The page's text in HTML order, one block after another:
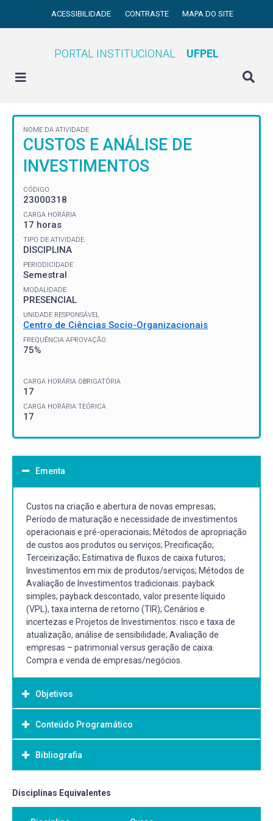
ACESSIBILIDADE CONTRASTE MAPA DO SITE
PORTAL INSTITUCIONAL UFPEL
NOME DA ATIVIDADE
CUSTOS E ANÁLISE DE
INVESTIMENTOS
CÓDIGO
23000318
CARGA HORÁRIA
17 horas
TIPO DE ATIVIDADE
DISCIPLINA
PERIODICIDADE
Semestral
MODALIDADE
PRESENCIAL
UNIDADE RESPONSÁVEL
Centro de Ciências Socio-Organizacionais
FREQUÊNCIA APROVAÇÃO
75%
CARGA HORÁRIA OBRIGATÓRIA
17
CARGA HORÁRIA TEÓRICA
17
Ementa
Custos na criação e abertura de novas empresas;
Período de maturação e necessidade de investimentos
operacionais e pré-operacionais; Métodos de apropriação
de custos aos produtos ou serviços; Precificação;
Terceirização; Estimativa de fluxos de caixa futuros;
Investimentos em mix de produtos/serviços; Métodos de
Avaliação de Investimentos tradicionais: payback
simples; payback descontado, valor presente líquido
(VPL), taxa interna de retorno (TIR); Cenários e
incertezas e Projetos de Investimentos: risco e taxa de
atualização, análise de sensibilidade; Avaliação de
empresas – patrimonial versus geração de caixa.
Compra e venda de empresas/negócios.
Objetivos
Objetivo Geral:
Capacitar os alunos sobre os custos e investimentos
iniciais em novas empresas, métodos de custeio e
produtos/serviços, técnicas de avaliação de
investimentos (payback, VPL, TIR), gestão de fluxo de
Conteúdo Programático
Custos na criação e abertura de novas empresas; Período
de maturação e necessidade de investimentos
Métodos de apropriação de custos aos produtos ou
Bibliografia
Bibliografia Básica:
SANTOS, Edno Oliveira dos. Administração financeira da
Disciplinas Equivalentes